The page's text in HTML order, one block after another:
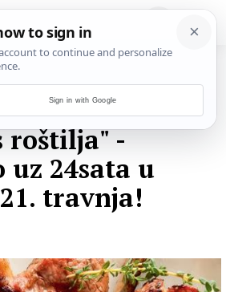
roštilja" -
uz 24sata u
travnja!
Sign in with Google